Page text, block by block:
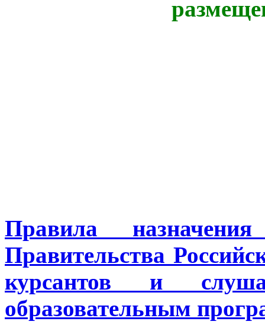
Правила
Правительства
курсантов и
образовательным